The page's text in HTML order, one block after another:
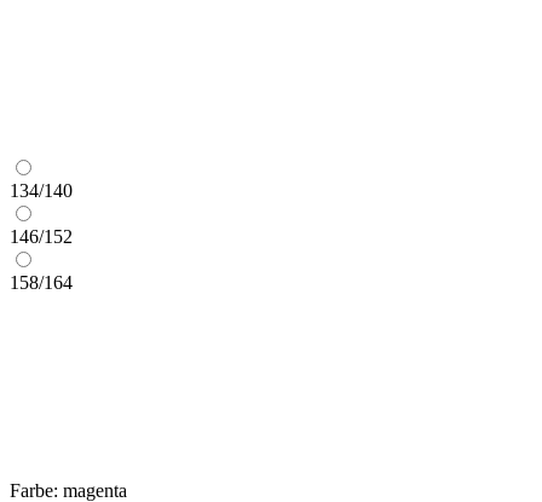
134/140
146/152
158/164
Farbe: magenta